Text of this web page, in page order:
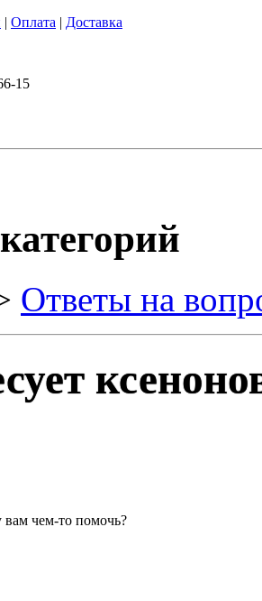
| Оплата | Доставка
15
Ответы на
вам чем-то помочь?